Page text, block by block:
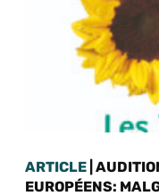
ARTICLE |
EUROPÉENS: